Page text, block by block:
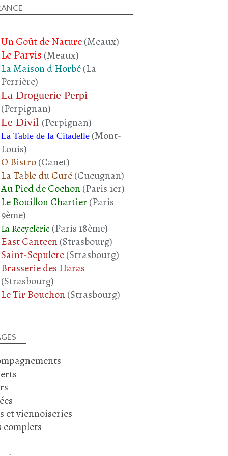
et viennoiseries
complets
Un Goût de Nature(Meaux)
Le Parvis (Meaux)
La Maison d'Horbé(La
Perrière)
La Droguerie Perpi
(Perpignan)
Le Divil (Perpignan)
La Table de la Citadelle (Mont-
Louis)
O Bistro(Canet)
La Table du Curé(Cucugnan)
Au Pied de Cochon(Paris 1er)
Le Bouillon Chartier (Paris
9ème)
La Recyclerie (Paris 18ème)
East Canteen(Strasbourg)
Saint-Sepulcre(Strasbourg)
Brasserie des Haras
(Strasbourg)
Le Tir Bouchon(Strasbourg)